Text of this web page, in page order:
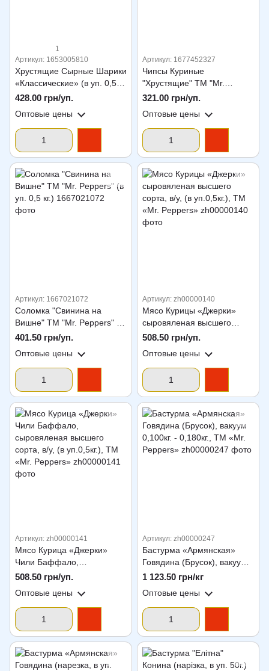
1
Артикул: 1653005810
Хрустящие Сырные Шарики
«Классические» (в уп. 0,5
кг).
428.00 грн/уп.
Оптовые цены
Артикул: 1677452327
Чипсы Куриные
"Хрустящие" ТМ "Mr.
PepperS"(в уп. 0,250кг.)
321.00 грн/уп.
Оптовые цены
Артикул: 1667021072
Соломка "Свинина на
Вишне" ТМ "Mr. Peppers" (в
уп. 0,5 кг.)
401.50 грн/уп.
Оптовые цены
Артикул: zh00000140
Мясо Курицы «Джерки»
сыровяленая высшего
сорта, в/у, (в уп.0,5кг.), ТМ
508.50 грн/уп.
Оптовые цены
Артикул: zh00000141
Мясо Курица «Джерки»
Чили Баффало,
сыровяленая высшего
«Mr. Peppers»
508.50 грн/уп.
Оптовые цены
Артикул: zh00000247
Бастурма «Армянская»
Говядина (Брусок), вакуум
0,100кг. - 0,180кг., ТМ «Mr.
1 123.50 грн/кг
Оптовые цены